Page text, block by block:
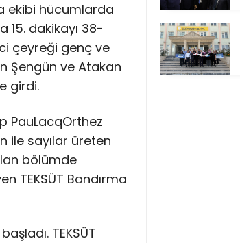
ekibi hücumlarda
dakikayı 38-
çeyreği genç ve
Şengün ve Atakan
girdi.
PauLacqOrthez
ile sayılar üreten
bölümde
TEKSÜT Bandırma
TEKSÜT